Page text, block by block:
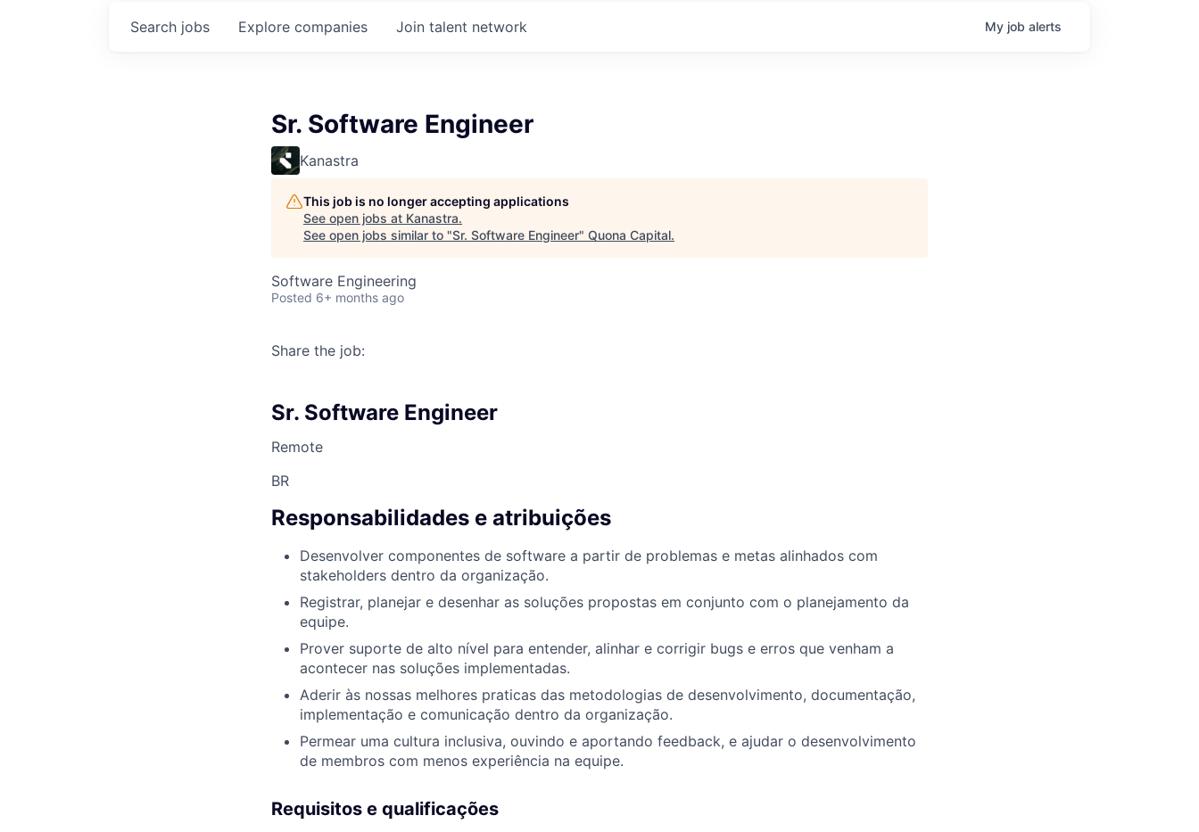
Search jobs Explore companies Join talent network My job alerts
Sr. Software Engineer
Kanastra
This job is no longer accepting applications
See open jobs at Kanastra.
See open jobs similar to "Sr. Software Engineer" Quona Capital.
Software Engineering
Posted 6+ months ago
Share the job:
Sr. Software Engineer
Remote
BR
Responsabilidades e atribuições
Desenvolver componentes de software a partir de problemas e metas alinhados com
stakeholders dentro da organização.
Registrar, planejar e desenhar as soluções propostas em conjunto com o planejamento da
equipe.
Prover suporte de alto nível para entender, alinhar e corrigir bugs e erros que venham a
acontecer nas soluções implementadas.
Aderir às nossas melhores praticas das metodologias de desenvolvimento, documentação,
implementação e comunicação dentro da organização.
Permear uma cultura inclusiva, ouvindo e aportando feedback, e ajudar o desenvolvimento
de membros com menos experiência na equipe.
Requisitos e qualificações